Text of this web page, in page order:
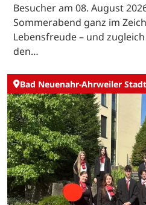
Besucher am 08. August
Sommerabend ganz im
Lebensfreude – und
den…
Bad Neuenahr-Ahrweiler Stadt